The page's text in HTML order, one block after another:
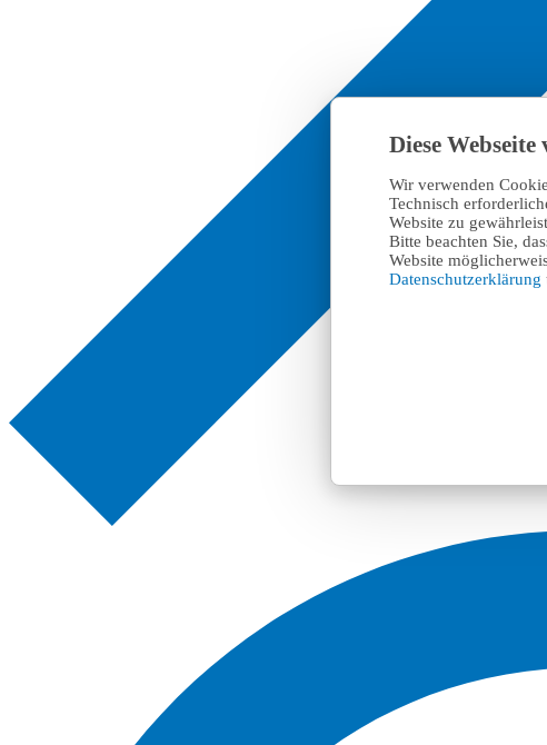
Diese
Wir verwenden
Technisch
Website zu
Bitte beachten Sie,
Website
Datenschutzerklärung